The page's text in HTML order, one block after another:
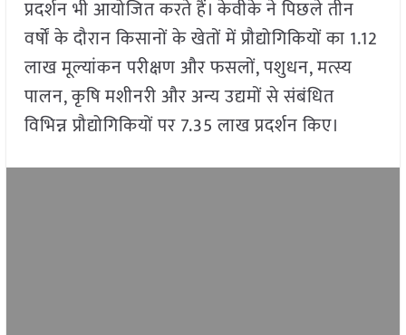
प्रदर्शन भी आयोजित करते हैं। केवीके ने पिछले तीन
वर्षों के दौरान किसानों के खेतों में प्रौद्योगिकियों का 1.12
लाख मूल्यांकन परीक्षण और फसलों, पशुधन, मत्स्य
पालन, कृषि मशीनरी और अन्य उद्यमों से संबंधित
विभिन्न प्रौद्योगिकियों पर 7.35 लाख प्रदर्शन किए।